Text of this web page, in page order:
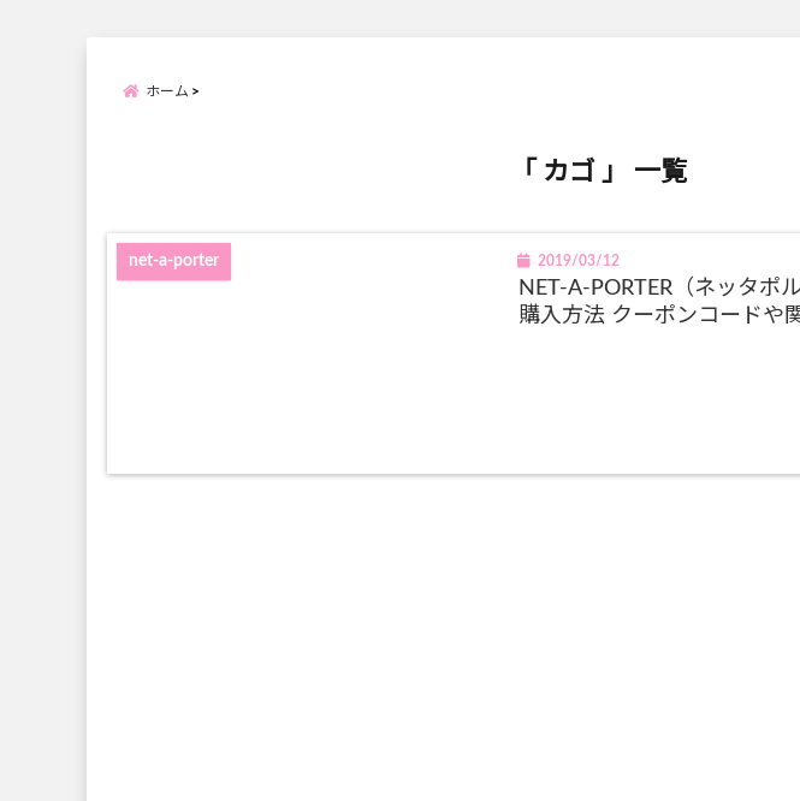
ホーム
「 カゴ 」 一覧
net-a-porter 2019/03/12
NET-A-PORTER（ネッタポ
購入方法 クーポンコードや